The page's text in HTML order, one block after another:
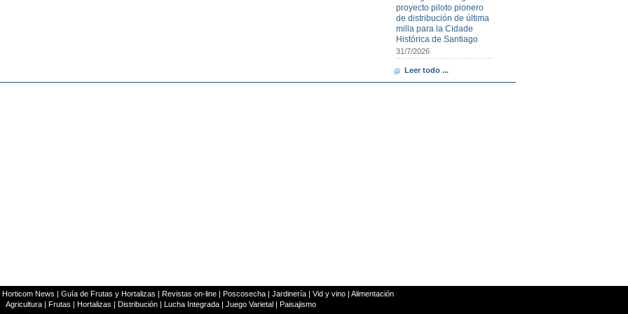
proyecto piloto pionero
de distribución de última
milla para la Cidade
Histórica de Santiago
31/7/2026
Leer todo ...
Horticom News | Guía de Frutas y Hortalizas | Revistas on-line| Poscosecha| Jardinería| Vid y vino| Alimentación
Agricultura| Frutas | Hortalizas | Distribución| Lucha Integrada| Juego Varietal| Paisajismo